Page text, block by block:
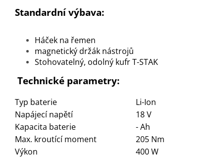
Standardní výbava:
Háček na řemen
magnetický držák nástrojů
Stohovatelný, odolný kufr T-STAK
Technické parametry:
Typ baterie
Li-Ion
Napájecí napětí
18 V
Kapacita baterie
- Ah
Max. kroutící moment
205 Nm
Výkon
400 W